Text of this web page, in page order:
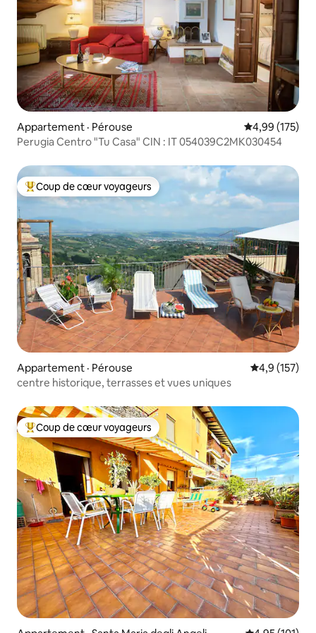
Appartement · Pérouse Note
4,99 (175)
Perugia Centro "Tu Casa" CIN : IT 054039C2MK030454
Coup de cœur voyageurs parmi les plus aimés
Coup de cœur voyageurs
Appartement · Pérouse Note
4,9 (157)
centre historique, terrasses et vues uniques
Coup de cœur voyageurs parmi les plus aimés
Coup de cœur voyageurs